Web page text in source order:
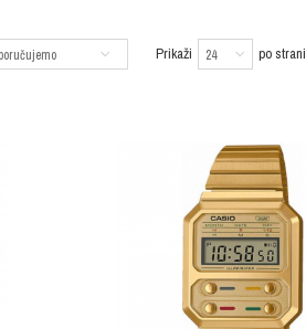
Prikaži po strani